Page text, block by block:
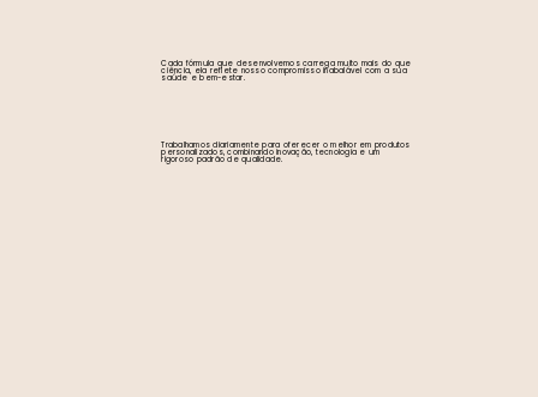
Cada fórmula que desenvolvemos carrega muito mais do que
ciência, ela reflete nosso compromisso inabalável com a sua
saúde e bem-estar.
Trabalhamos diariamente para oferecer o melhor em produtos
personalizados, combinando inovação, tecnologia e um
rigoroso padrão de qualidade.